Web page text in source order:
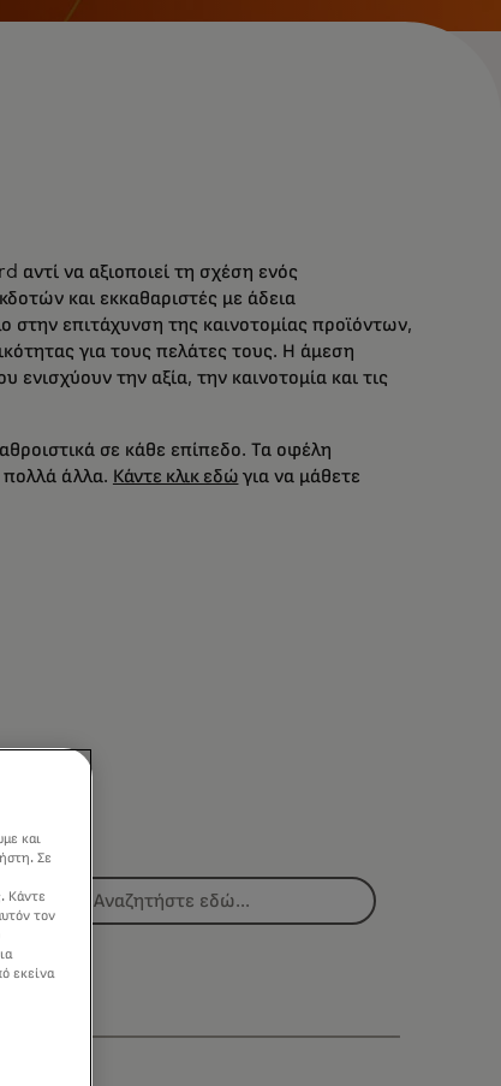
να αξιοποιεί τη σχέση ενός
και εκκαθαριστές με άδεια
επιτάχυνση της καινοτομίας προϊόντων,
για τους πελάτες τους. Η άμεση
την αξία, την καινοτομία και τις
σε κάθε επίπεδο. Τα οφέλη
άλλα. Κάντε κλικ εδώ για να μάθετε
και
Σε
Κάντε
τον
εκείνα